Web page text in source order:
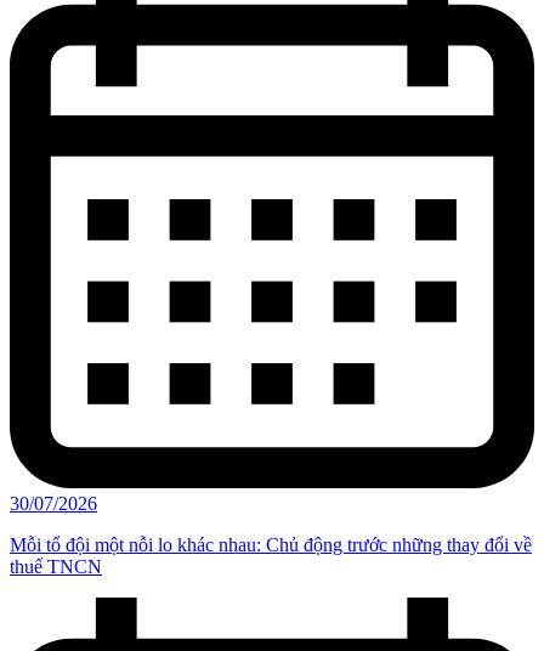
30/07/2026
Mỗi tổ đội một nỗi lo khác nhau: Chủ động trước những thay đổi về
thuế TNCN